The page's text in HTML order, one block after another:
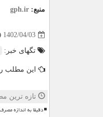
منبع: gph.ir
1402/04/03
تگهای خبر:
این مطلب
تازه ترین
دقیقا به اندازه